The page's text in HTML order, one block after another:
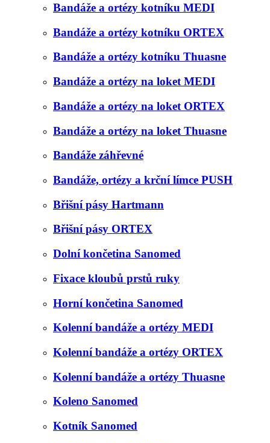
Bandáže a ortézy kotníku MEDI
Bandáže a ortézy kotníku ORTEX
Bandáže a ortézy kotníku Thuasne
Bandáže a ortézy na loket MEDI
Bandáže a ortézy na loket ORTEX
Bandáže a ortézy na loket Thuasne
Bandáže záhřevné
Bandáže, ortézy a krční límce PUSH
Břišní pásy Hartmann
Břišní pásy ORTEX
Dolní končetina Sanomed
Fixace kloubů prstů ruky
Horní končetina Sanomed
Kolenní bandáže a ortézy MEDI
Kolenní bandáže a ortézy ORTEX
Kolenní bandáže a ortézy Thuasne
Koleno Sanomed
Kotník Sanomed